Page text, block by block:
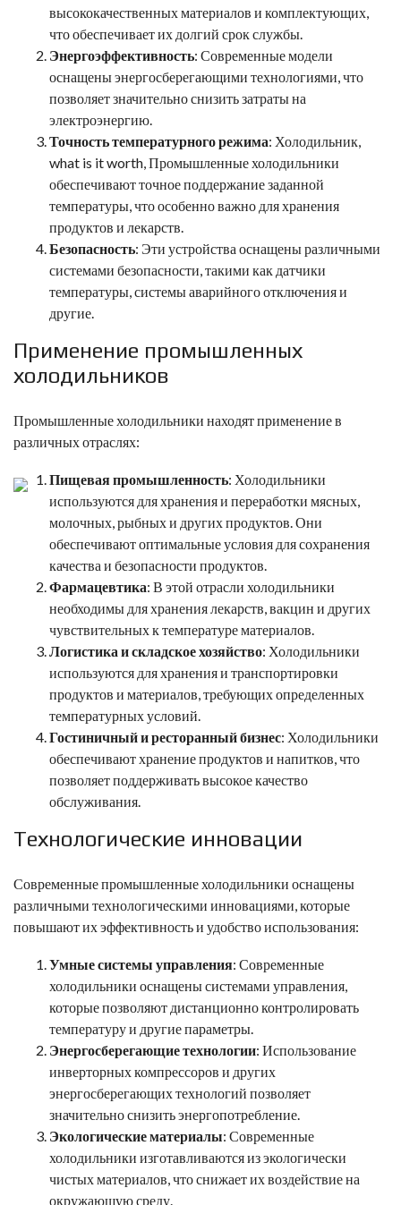
высококачественных материалов и комплектующих,
что обеспечивает их долгий срок службы.
Энергоэффективность: Современные модели
оснащены энергосберегающими технологиями, что
позволяет значительно снизить затраты на
электроэнергию.
Точность температурного режима: Холодильник,
what is it worth, Промышленные холодильники
обеспечивают точное поддержание заданной
температуры, что особенно важно для хранения
продуктов и лекарств.
Безопасность: Эти устройства оснащены различными
системами безопасности, такими как датчики
температуры, системы аварийного отключения и
другие.
Применение промышленных
холодильников
Промышленные холодильники находят применение в
различных отраслях:
Пищевая промышленность: Холодильники
используются для хранения и переработки мясных,
молочных, рыбных и других продуктов. Они
обеспечивают оптимальные условия для сохранения
качества и безопасности продуктов.
Фармацевтика: В этой отрасли холодильники
необходимы для хранения лекарств, вакцин и других
чувствительных к температуре материалов.
Логистика и складское хозяйство: Холодильники
используются для хранения и транспортировки
продуктов и материалов, требующих определенных
температурных условий.
Гостиничный и ресторанный бизнес: Холодильники
обеспечивают хранение продуктов и напитков, что
позволяет поддерживать высокое качество
обслуживания.
Технологические инновации
Современные промышленные холодильники оснащены
различными технологическими инновациями, которые
повышают их эффективность и удобство использования:
Умные системы управления: Современные
холодильники оснащены системами управления,
которые позволяют дистанционно контролировать
температуру и другие параметры.
Энергосберегающие технологии: Использование
инверторных компрессоров и других
энергосберегающих технологий позволяет
значительно снизить энергопотребление.
Экологические материалы: Современные
холодильники изготавливаются из экологически
чистых материалов, что снижает их воздействие на
окружающуюсреду.